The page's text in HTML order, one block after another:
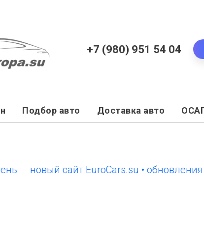
+7 (980) 951 54 04
Подбор авто Доставка авто
новый сайт EuroCars.su • обновления